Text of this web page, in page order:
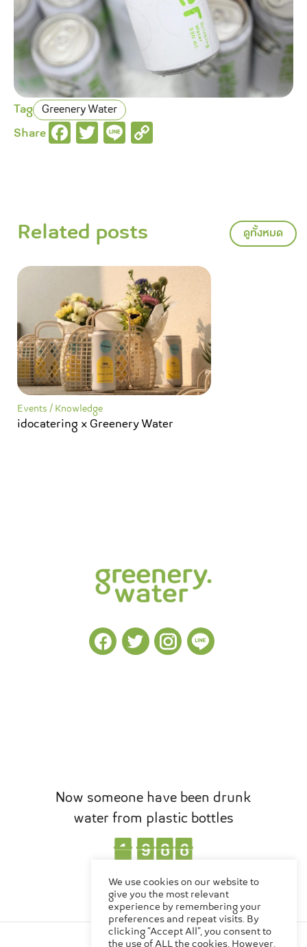
Made in Thailand
Tag Greenery Water
Share Facebook
Twitter
Line
Related posts ดูทั้งหมด
Events / Knowledge
idocatering x Greenery Water
Now someone have been drunk
water from plastic bottles
0
2
2
0
4
0
0
4
1
1
1
1
1
1
1
1
Bottles
We use cookies on our website to
give you the most relevant
experience by remembering your
preferences and repeat visits. By
clicking “Accept All”, you consent to
the use of ALL the cookies. However,